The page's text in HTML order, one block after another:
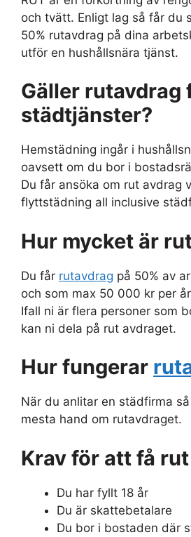
och tvätt. Enligt lag så får du
50% rutavdrag på dina
utför en hushållsnära tjänst.
Gäller rutavdrag
städtjänster?
Hemstädning ingår i
oavsett om du bor i
Du får ansöka om rut avdrag
flyttstädning all inclusive
Hur mycket är
Du får rutavdrag på 50% av
och som max 50 000 kr per
Ifall ni är flera personer som
kan ni dela på rut avdraget.
Hur fungerar
När du anlitar en städfirma
mesta hand om rutavdraget.
Krav för att få
Du har fyllt 18 år
Du är skattebetalare
Du bor i bostaden där